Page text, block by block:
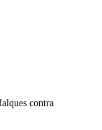
contra